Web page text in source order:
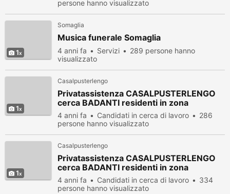
persone hanno visualizzato
1
Somaglia
Musica funerale Somaglia
4 anni fa Servizi
289 persone hanno
visualizzato
1
Casalpusterlengo
Privatassistenza CASALPUSTERLENGO
cerca BADANTI residenti in zona
4 anni fa Candidati in cerca di lavoro
286
persone hanno visualizzato
1
Casalpusterlengo
Privatassistenza CASALPUSTERLENGO
cerca BADANTI residenti in zona
4 anni fa Candidati in cerca di lavoro
334
persone hanno visualizzato